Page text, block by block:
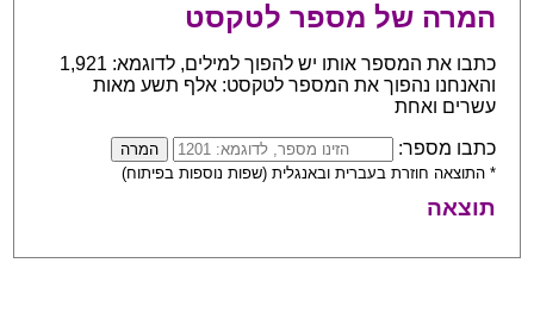
המרה של מספר לטקסט
כתבו את המספר אותו יש להפוך למילים, לדוגמא: 1,921
והאנחנו נהפוך את המספר לטקסט: אלף תשע מאות
עשרים ואחת
כתבו מספר:
* התוצאה חוזרת בעברית ובאנגלית (שפות נוספות בפיתוח)
תוצאה